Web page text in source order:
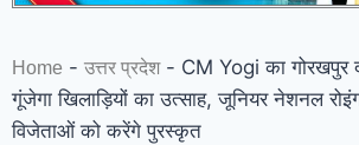
Home - उत्तर प्रदेश- CM Yogi का गोरखपुर
गूंजेगा खिलाड़ियों का उत्साह, जूनियर नेशनल
विजेताओं को करेंगे पुरस्कृत